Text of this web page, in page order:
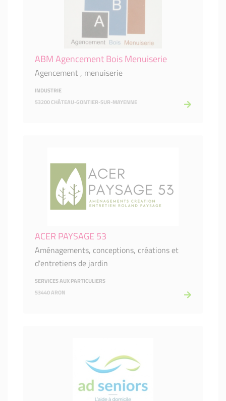
ABM Agencement Bois Menuiserie
Agencement , menuiserie
INDUSTRIE
53200 CHÂTEAU-GONTIER-SUR-MAYENNE
ACER PAYSAGE 53
Aménagements, conceptions, créations et
d'entretiens de jardin
SERVICES AUX PARTICULIERS
53440 ARON